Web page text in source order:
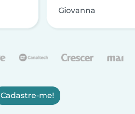
Giovanna
Cadastre-me!